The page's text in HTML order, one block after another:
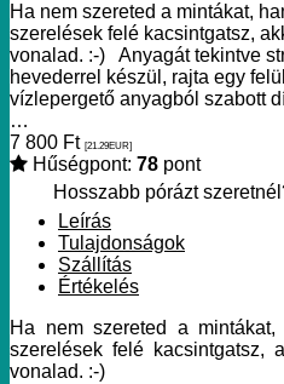
Ha nem szereted a mintákat,
szerelések felé kacsintgatsz,
vonalad. :-) Anyagát tekintve
hevederrel készül, rajta egy
vízlepergető anyagból szabott
…
7 800 Ft [21.29EUR]
Hűségpont: 78 pont
Hosszabb pórázt
Leírás
Tulajdonságok
Szállítás
Értékelés
Ha nem szereted a
szerelések felé kacsintgatsz,
vonalad. :-)